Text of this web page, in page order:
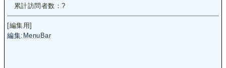
累計訪問者数：?
[編集用]
編集:MenuBar